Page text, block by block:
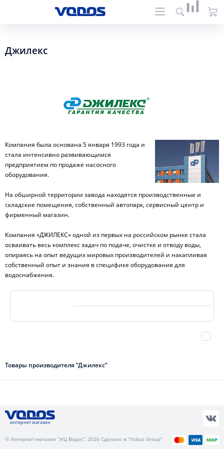
Джилекс
Компания была основана 5 января 1993 года и
стала интенсивно развивающимся
предприятием по продаже насосного
оборудования.
На обширной территории завода находятся производственные и
складские помещения, собственный автопарк, сервисный центр и
фирменный магазин.
Компания «ДЖИЛЕКС» одной из первых на российском рынке стала
осваивать весь комплекс задач по подаче, очистке и отводу воды,
опираясь на опыт ведущих мировых производителей и накапливая
собственный опыт и знания в специфике оборудования для
водоснабжения.
Товары производителя “Джилекс”
интернет магазин
© Интернет-магазин “ИЦ Водос”, 2026 Сделано в “Vobus Group”